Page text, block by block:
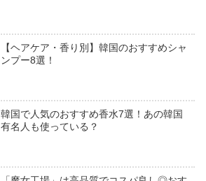
【ヘアケア・香り別】韓国のおすすめシャ
ンプー8選！
韓国で人気のおすすめ香水7選！あの韓国
有名人も使っている？